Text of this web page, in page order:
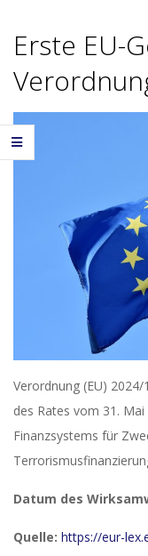
Erste EU-
Verordnung (EU)
des Rates vom 31.
Finanzsystems für
Datum des
Quelle: https://eur-